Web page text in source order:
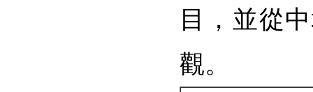
目，並從
觀。